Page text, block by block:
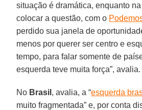
situação é dramática, enquanto na
colocar a questão, com o
perdido sua janela de
menos por querer ser centro e
tempo, para falar somente de
esquerda teve muita força”, avalia.
No Brasil , avalia, a “esquerda
muito fragmentada” e, por conta